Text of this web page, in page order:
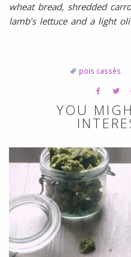
wheat bread, shredded
lamb’s lettuce and a light
pois cassés
YOU